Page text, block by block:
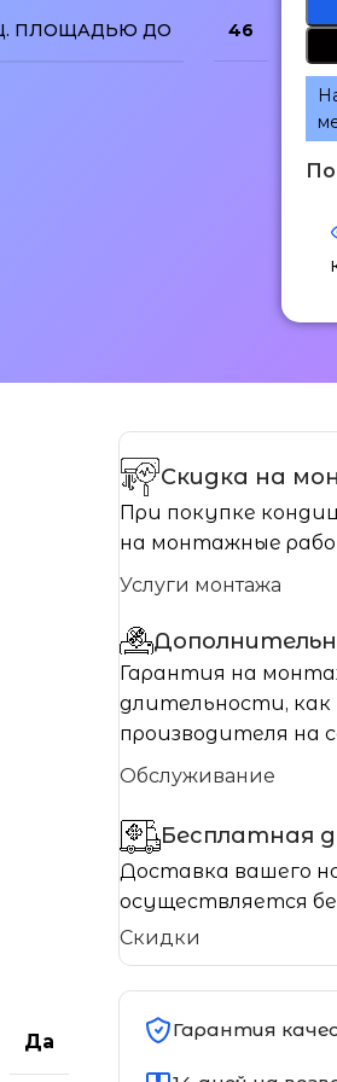
ПЛОЩАДЬЮ ДО 46
Да
Скидка на
При покупке
на монтажные
Услуги монтажа
Гарантия на
длительности,
производителя на
Обслуживание
Бесплатная
Доставка вашего
осуществляется
Скидки
Гарантия